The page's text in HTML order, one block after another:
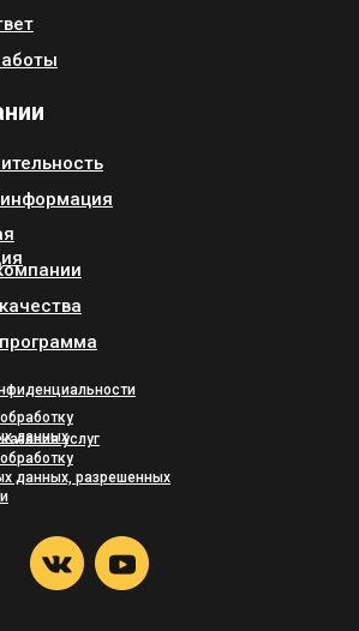
данныхуслуг
данных, разрешенных